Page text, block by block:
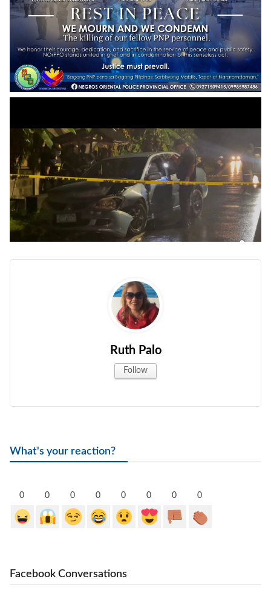
Ruth Palo
Follow
What's your reaction?
0 0 0 0 0 0 0 0
Facebook Conversations